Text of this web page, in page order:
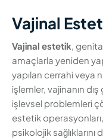
Vajinal
Vajinal estetik,
amaçlarla yeniden
yapılan cerrahi veya
işlemler, vajinanın
işlevsel problemleri
estetik
psikolojik